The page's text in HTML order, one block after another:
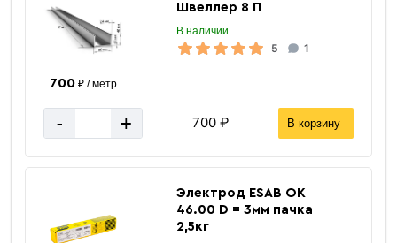
Швеллер 8 П
В наличии
5 1
700₽ / метр
- + 700 ₽ В корзину
Электрод ESAB ОК
46.00 D = 3мм пачка
2,5кг